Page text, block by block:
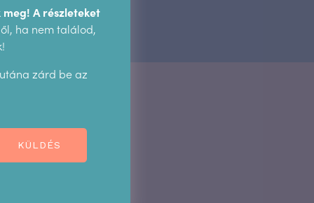
A részleteket
ha nem találod,
zárd be az
KÜLDÉS